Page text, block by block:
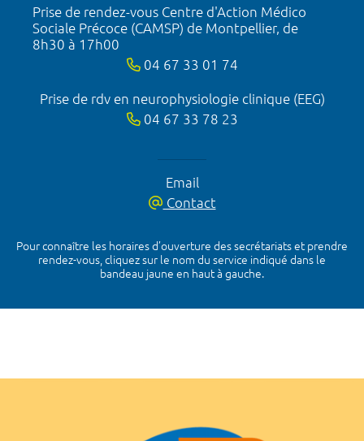
Prise de rendez-vous Centre d'Action Médico
Sociale Précoce (CAMSP) de Montpellier, de
8h30 à 17h00
04 67 33 01 74
Prise de rdv en neurophysiologie clinique (EEG)
04 67 33 78 23
Email
Contact
Pour connaître les horaires d’ouverture des secrétariats et prendre
rendez-vous, cliquez sur le nom du service indiqué dans le
bandeau jaune en haut à gauche.